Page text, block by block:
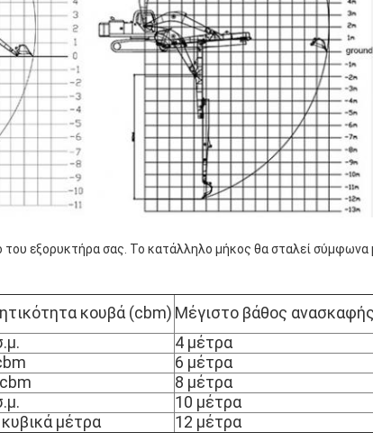
του εξορυκτήρα σας. Το κατάλληλο μήκος θα σταλεί σύμφωνα
κουβά (cbm) Μέγιστο βάθος ανασκαφής
4 μέτρα
6 μέτρα
8 μέτρα
10 μέτρα
μέτρα 12 μέτρα